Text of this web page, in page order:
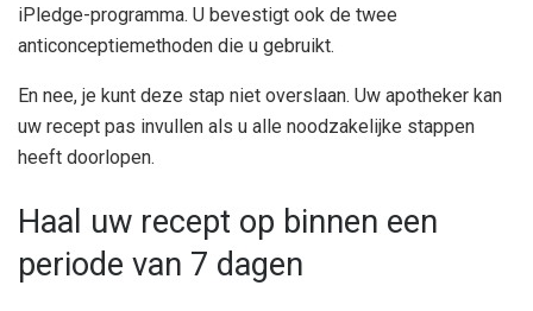
iPledge-programma. U bevestigt ook de twee
anticonceptiemethoden die u gebruikt.
En nee, je kunt deze stap niet overslaan. Uw apotheker kan
uw recept pas invullen als u alle noodzakelijke stappen
heeft doorlopen.
Haal uw recept op binnen een
periode van 7 dagen